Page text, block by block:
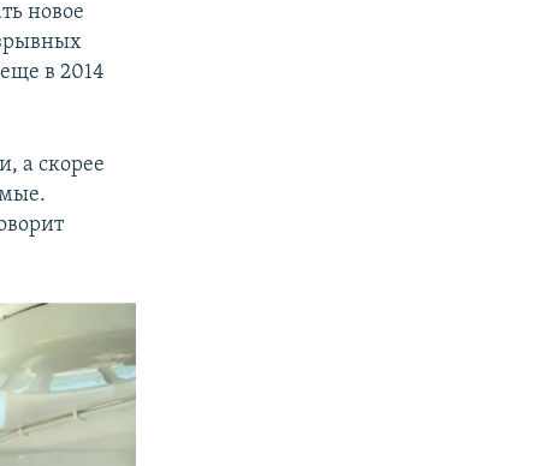
новое
в 2014
а скорее